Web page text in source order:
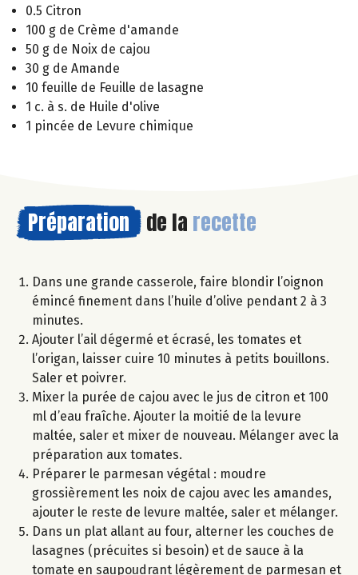
0.5 Citron
100 g de Crème d'amande
50 g de Noix de cajou
30 g de Amande
10 feuille de Feuille de lasagne
1 c. à s. de Huile d'olive
1 pincée de Levure chimique
Préparation de la recette
Dans une grande casserole, faire blondir l’oignon
émincé finement dans l’huile d’olive pendant 2 à 3
minutes.
Ajouter l’ail dégermé et écrasé, les tomates et
l’origan, laisser cuire 10 minutes à petits bouillons.
Saler et poivrer.
Mixer la purée de cajou avec le jus de citron et 100
ml d’eau fraîche. Ajouter la moitié de la levure
maltée, saler et mixer de nouveau. Mélanger avec la
préparation aux tomates.
Préparer le parmesan végétal : moudre
grossièrement les noix de cajou avec les amandes,
ajouter le reste de levure maltée, saler et mélanger.
Dans un plat allant au four, alterner les couches de
lasagnes (précuites si besoin) et de sauce à la
tomate en saupoudrant légèrement de parmesan et